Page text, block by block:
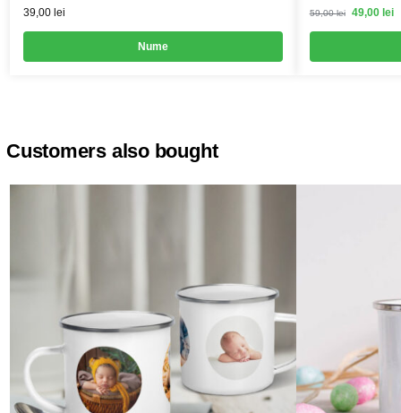
39,00 lei
Nume
59,00lei 49,00 lei
Customers also bought